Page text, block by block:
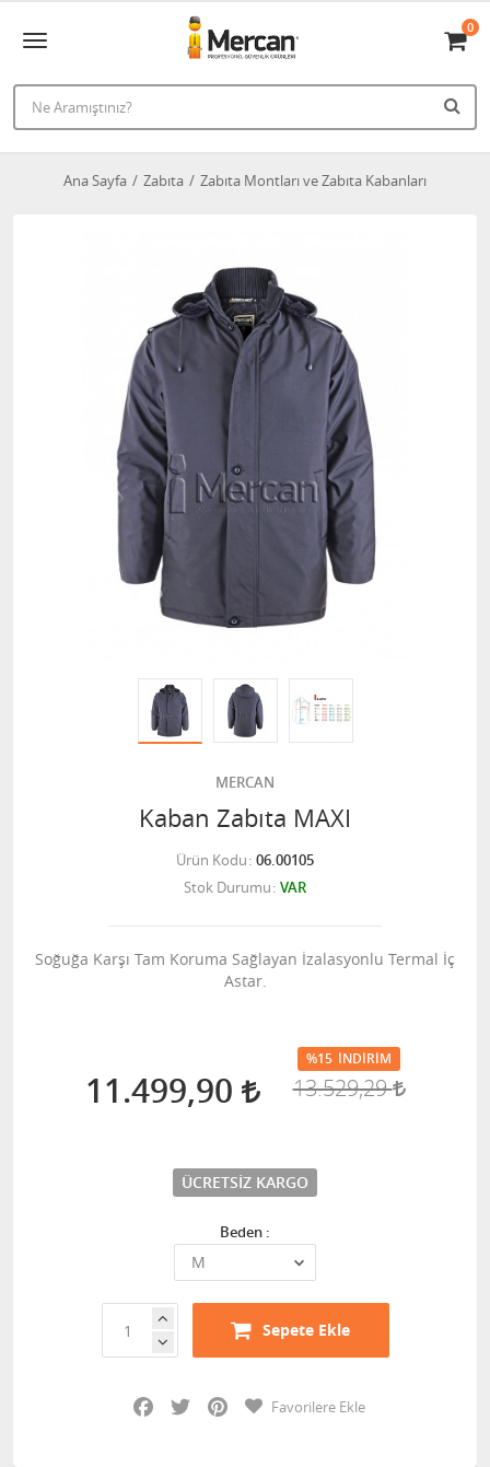
0
Ana Sayfa Zabıta Zabıta Montları ve Zabıta Kabanları
MERCAN
Kaban Zabıta MAXI
Ürün Kodu 06.00105
Stok Durumu VAR
Soğuğa Karşı Tam Koruma Sağlayan İzalasyonlu Termal İç
Astar.
11.499,90
%15 İNDIRIM
13.529,29
ÜCRETSIZ KARGO
Beden :
Sepete Ekle
Facebook
Twitter PinterestFavorilere Ekle